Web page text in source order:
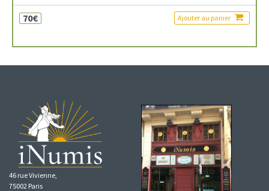
70€ Ajouter au panier
46 rue Vivienne,
75002 Paris